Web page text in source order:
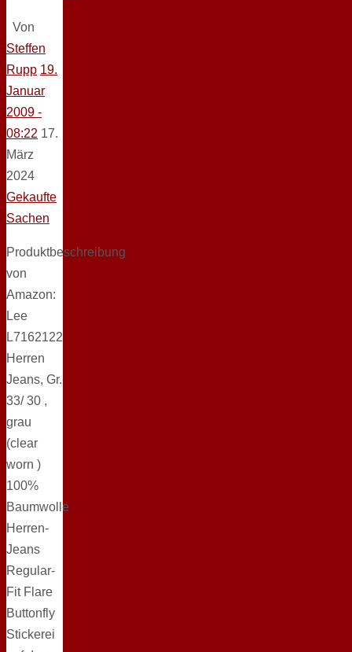
Von
Steffen
Rupp 19.
Januar
2009 -
08:22 17.
März
2024
Gekaufte
Sachen
Produktbeschreibung
von
Amazon:
Lee
L7162122
Herren
Jeans, Gr.
33/ 30 ,
grau
(clear
worn )
100%
Baumwolle
Herren-
Jeans
Regular-
Fit Flare
Buttonfly
Stickerei